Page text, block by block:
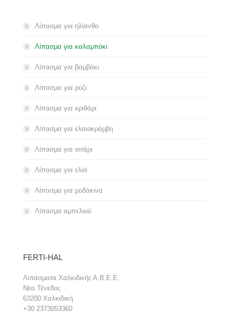
Λίπασμα για ηλίανθο
Λίπασμα για καλαμπόκι
Λίπασμα για βαμβάκι
Λίπασμα για ρύζι
Λίπασμα για κριθάρι
Λίπασμα για ελαιοκράμβη
Λίπασμα για σιτάρι
Λίπασμα για ελιά
Λίπασμα για ροδάκινα
Λίπασμα αμπελιού
FERTI-HAL
Λιπάσματα Χαλκιδικής Α.Β.Ε.Ε.
Νέα Τένεδος
63200 Χαλκιδική
+30 2373053360